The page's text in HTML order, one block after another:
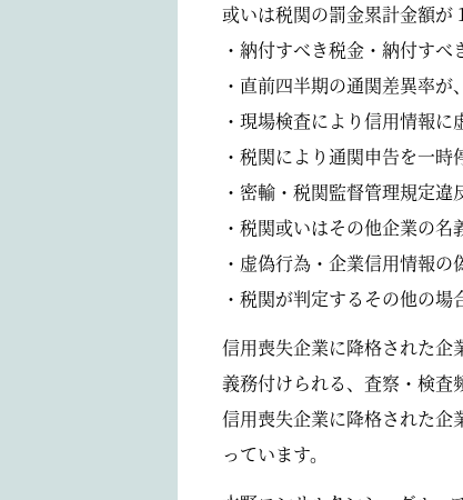
或いは税関の罰金累計金額が
・納付すべき税金・納付すべ
・直前四半期の通関差異率が
・現場検査により信用情報
・税関により通関申告を一時
・密輸・税関監督管理規定違
・税関或いはその他企業の名
・虚偽行為・企業信用情報の
・税関が判定するその他の場
信用喪失企業に降格された企
義務付けられる、査察・検査
信用喪失企業に降格された企
っています。